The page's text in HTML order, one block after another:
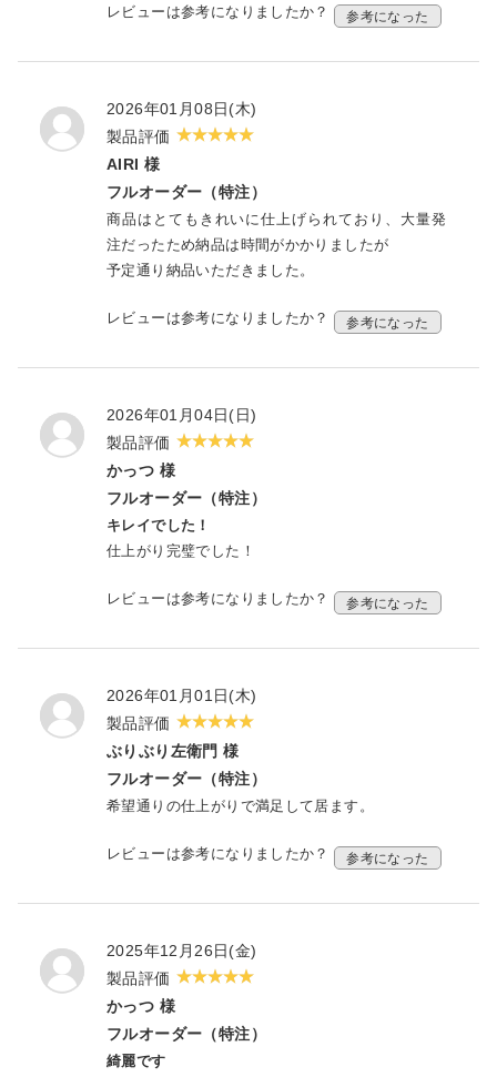
レビューは参考になりましたか？ 参考になった
2026年01月08日(木)
製品評価
AIRI 様
フルオーダー（特注）
商品はとてもきれいに仕上げられており、大量発
注だったため納品は時間がかかりましたが
予定通り納品いただきました。
レビューは参考になりましたか？ 参考になった
2026年01月04日(日)
製品評価
かっつ 様
フルオーダー（特注）
キレイでした！
仕上がり完璧でした！
レビューは参考になりましたか？ 参考になった
2026年01月01日(木)
製品評価
ぶりぶり左衛門 様
フルオーダー（特注）
希望通りの仕上がりで満足して居ます。
レビューは参考になりましたか？ 参考になった
2025年12月26日(金)
製品評価
かっつ 様
フルオーダー（特注）
綺麗です